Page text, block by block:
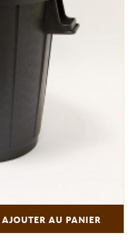
AJOUTER AU PANIER